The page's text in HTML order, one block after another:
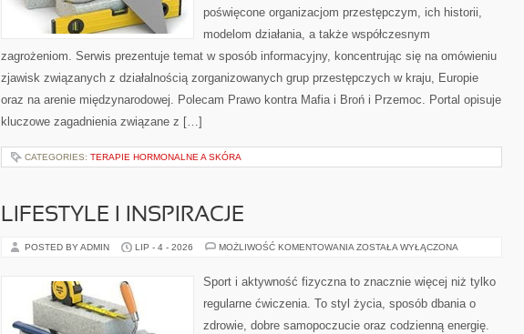
poświęcone organizacjom przestępczym, ich historii,
modelom działania, a także współczesnym
zagrożeniom. Serwis prezentuje temat w sposób informacyjny, koncentrując się na omówieniu
zjawisk związanych z działalnością zorganizowanych grup przestępczych w kraju, Europie
oraz na arenie międzynarodowej. Polecam Prawo kontra Mafia i Broń i Przemoc. Portal opisuje
kluczowe zagadnienia związane z […]
CATEGORIES: TERAPIE HORMONALNE A SKÓRA
LIFESTYLE I INSPIRACJE
POSTED BY ADMIN LIP - 4 - 2026 MOŻLIWOŚĆ KOMENTOWANIA LIFESTYLE
ZOSTAŁA WYŁĄCZONA
Sport i aktywność fizyczna to znacznie więcej niż tylko
regularne ćwiczenia. To styl życia, sposób dbania o
zdrowie, dobre samopoczucie oraz codzienną energię.